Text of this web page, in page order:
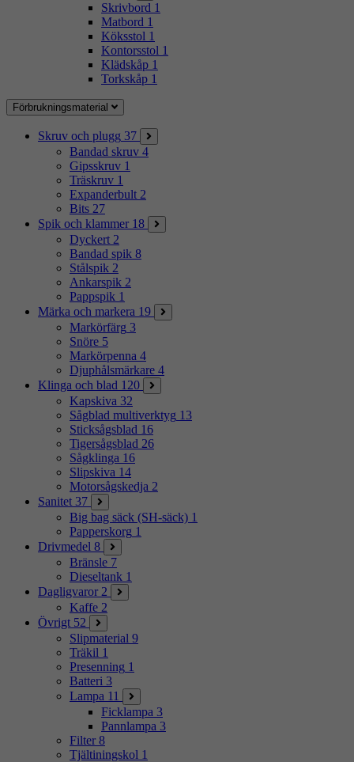
Skrivbord 1
Matbord 1
Köksstol 1
Kontorsstol 1
Klädskåp 1
Torkskåp 1
Förbrukningsmaterial
Skruv och plugg 37
Bandad skruv 4
Gipsskruv 1
Träskruv 1
Expanderbult 2
Bits 27
Spik och klammer 18
Dyckert 2
Bandad spik 8
Stålspik 2
Ankarspik 2
Pappspik 1
Märka och markera 19
Markörfärg 3
Snöre 5
Markörpenna 4
Djuphålsmärkare 4
Klinga och blad 120
Kapskiva 32
Sågblad multiverktyg 13
Sticksågsblad 16
Tigersågsblad 26
Sågklinga 16
Slipskiva 14
Motorsågskedja 2
Sanitet 37
Big bag säck (SH-säck) 1
Papperskorg 1
Drivmedel 8
Bränsle 7
Dieseltank 1
Dagligvaror 2
Kaffe 2
Övrigt 52
Slipmaterial 9
Träkil 1
Presenning 1
Batteri 3
Lampa 11
Ficklampa 3
Pannlampa 3
Filter 8
Tjältiningskol 1